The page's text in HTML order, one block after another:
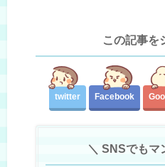
この記事を
twitter Facebook
＼ SNSでもマ